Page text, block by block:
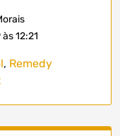
12:21
, Remedy